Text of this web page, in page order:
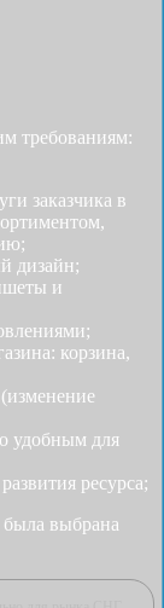
требованиям:
заказчика в
дизайн;
и
корзина,
удобным для
ресурса;
была выбрана